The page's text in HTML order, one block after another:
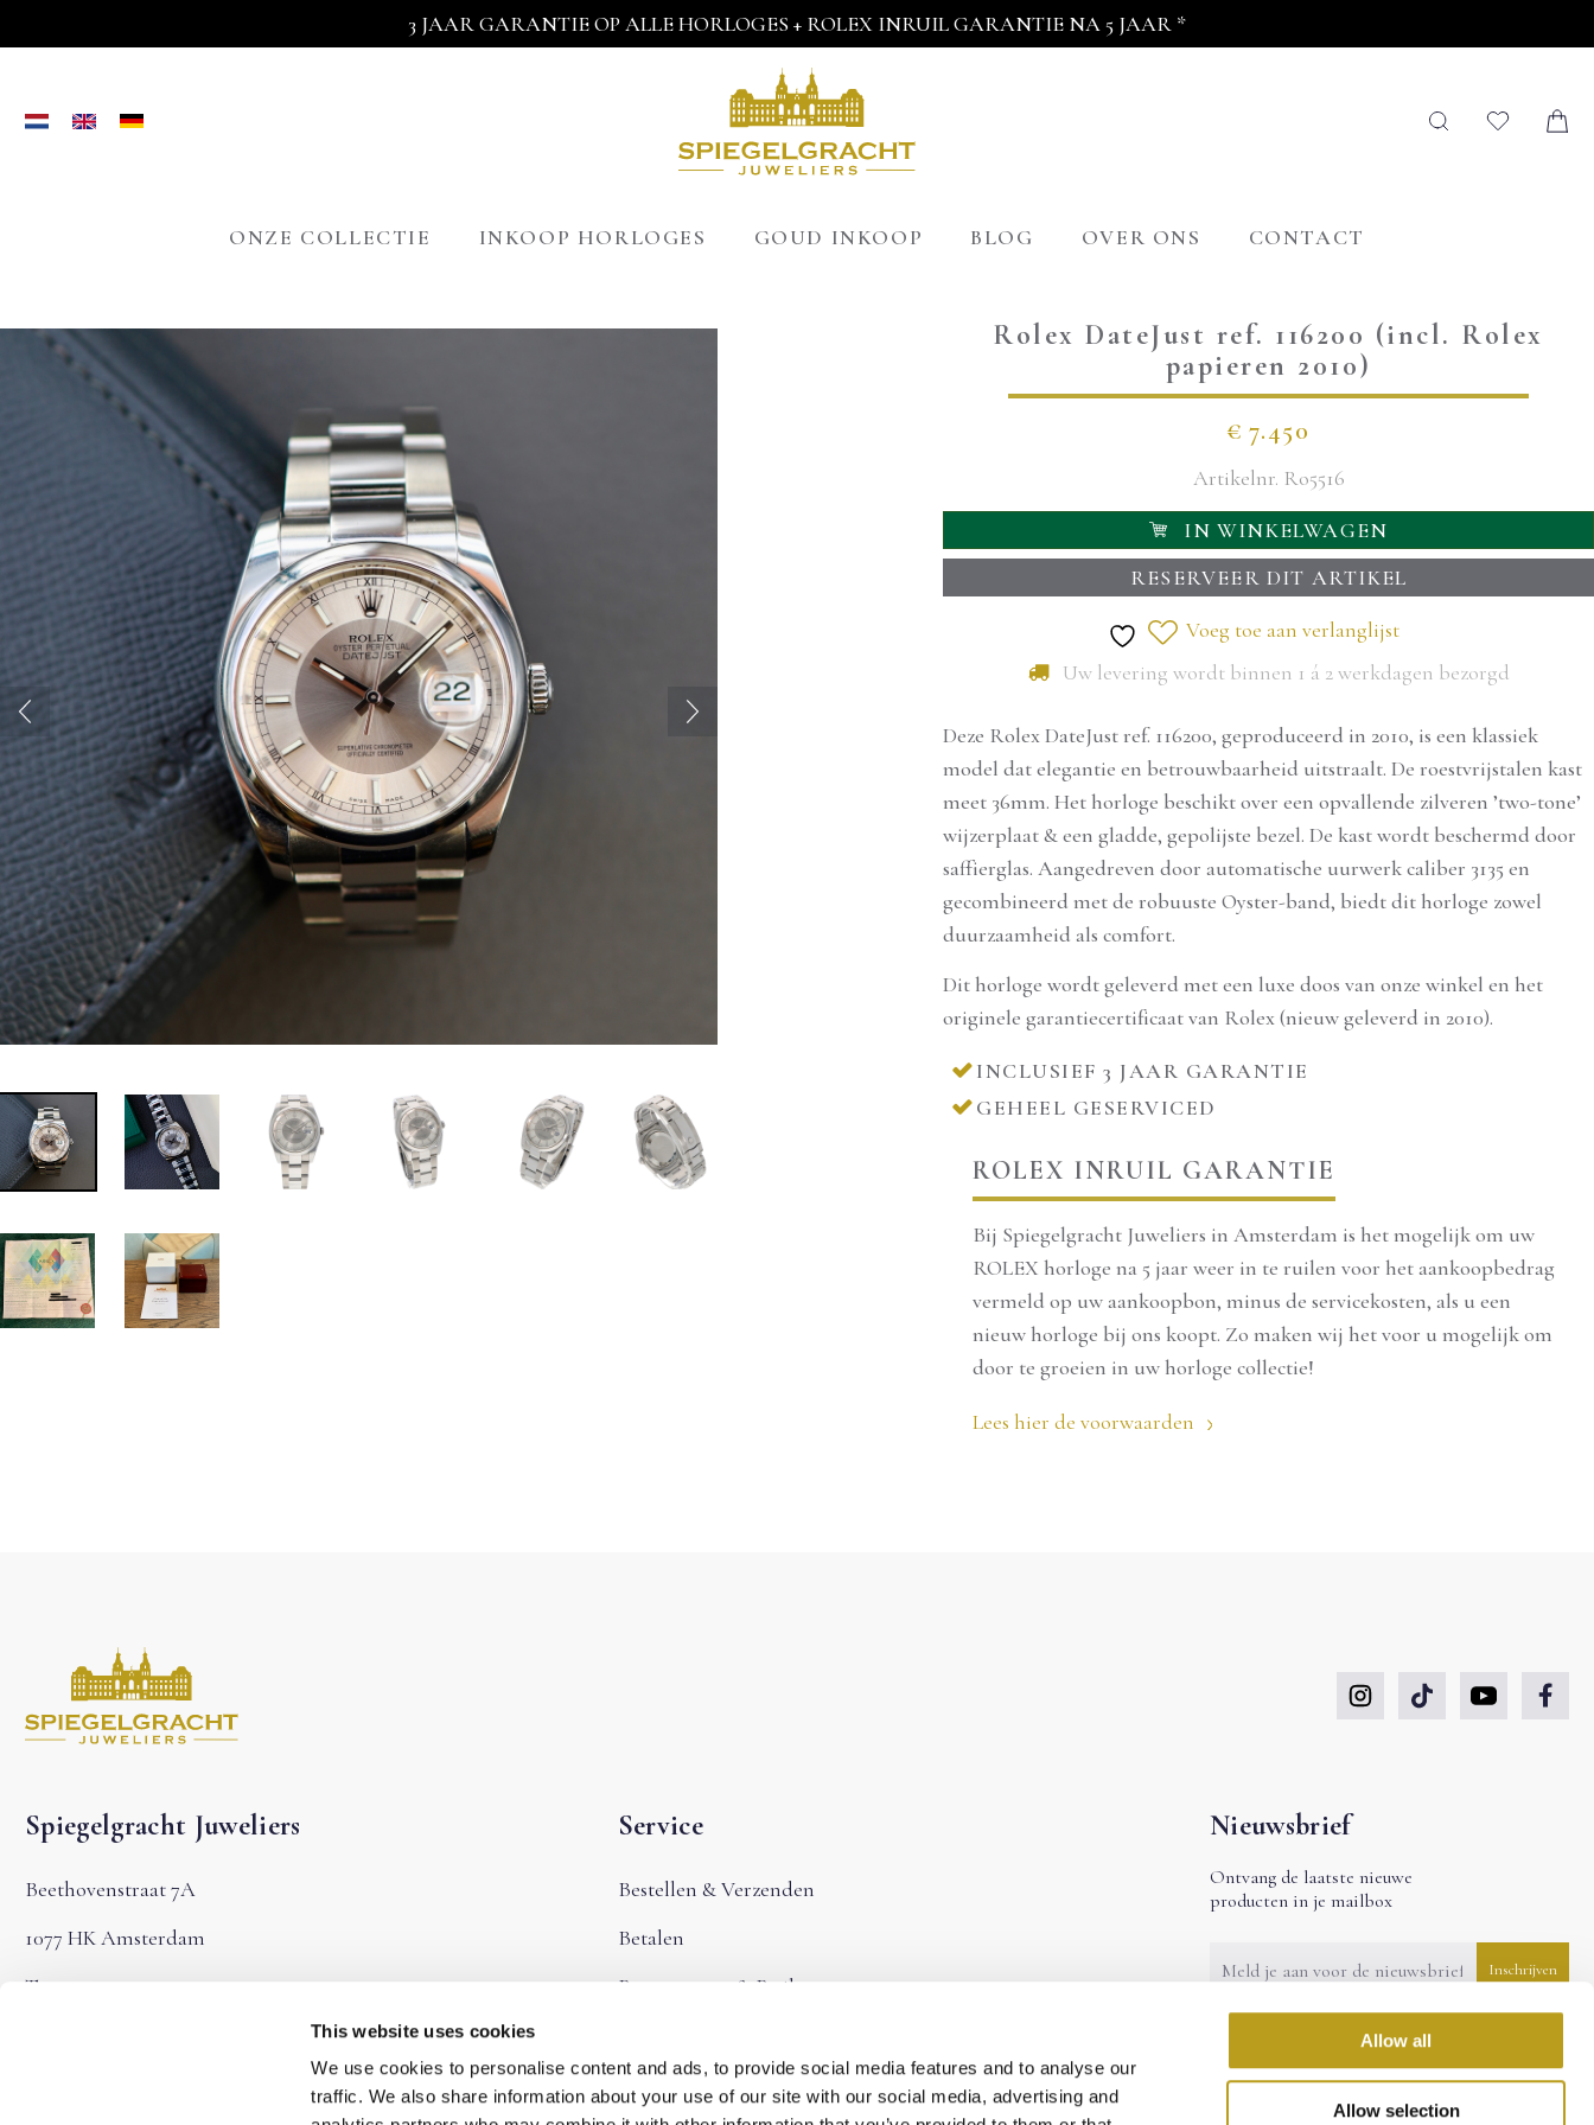
This website uses cookies
We use cookies to personalise content and ads, to provide social media features and to analyse our
traffic. We also share information about your use of our site with our social media, advertising and
Allow all
Allow selection
3 JAAR GARANTIE OP ALLE HORLOGES + ROLEX INRUIL GARANTIE NA 5 JAAR *
ONZE COLLECTIE INKOOP HORLOGES GOUD INKOOP BLOG OVER ONS CONTACT
Rolex DateJust ref. 116200 (incl. Rolex
papieren 2010)
€ 7.450
Artikelnr. Ro5516
IN WINKELWAGEN
RESERVEER DIT ARTIKEL
Wilt u dit product reserveren?
We kunnen het maximaal 2 uur apart houden, en
reserveren kan alleen telefonisch.
U bent van harte welkom om het product te
komen bekijken in onze winkel in Amsterdam.
Natuurlijk kunt u het ook direct online bestellen.
Bel om te reserveren: 020-4221015
Voeg toe aan verlanglijst
Uw levering wordt binnen 1 á 2 werkdagen bezorgd
Deze Rolex DateJust ref. 116200, geproduceerd in 2010, is een klassiek
model dat elegantie en betrouwbaarheid uitstraalt. De roestvrijstalen kast
meet 36mm. Het horloge beschikt over een opvallende zilveren ’two-tone’
wijzerplaat & een gladde, gepolijste bezel. De kast wordt beschermd door
saffierglas. Aangedreven door automatische uurwerk caliber 3135 en
gecombineerd met de robuuste Oyster-band, biedt dit horloge zowel
duurzaamheid als comfort.
Dit horloge wordt geleverd met een luxe doos van onze winkel en het
originele garantiecertificaat van Rolex (nieuw geleverd in 2010).
INCLUSIEF 3 JAAR GARANTIE
GEHEEL GESERVICED
ROLEX INRUIL GARANTIE
Bij Spiegelgracht Juweliers in Amsterdam is het mogelijk om uw
ROLEX horloge na 5 jaar weer in te ruilen voor het aankoopbedrag
vermeld op uw aankoopbon, minus de servicekosten, als u een
nieuw horloge bij ons koopt. Zo maken wij het voor u mogelijk om
door te groeien in uw horloge collectie!
Lees hier de voorwaarden
Spiegelgracht Juweliers
Beethovenstraat 7A
1077 HK Amsterdam
T:
info@spiegelgrachtjuweliers.nl
Service
Bestellen & Verzenden
Betalen
Retourneren & Ruilen
Algemene Voorwaarden
Nieuwsbrief
Ontvang de laatste nieuwe
producten in je mailbox